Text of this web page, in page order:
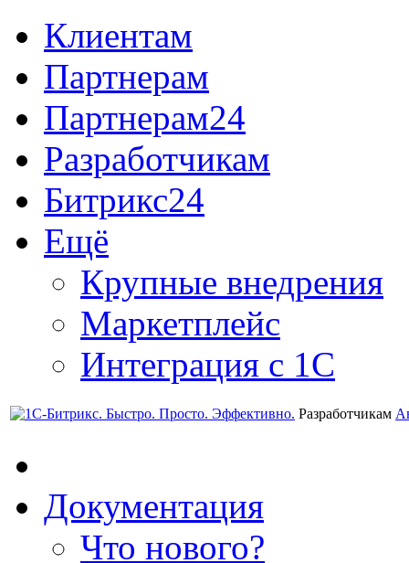
Клиентам
Партнерам
Партнерам24
Разработчикам
Битрикс24
Ещё
Крупные внедрения
Маркетплейс
Интеграция с 1С
Разработчикам
Документация
Что нового?